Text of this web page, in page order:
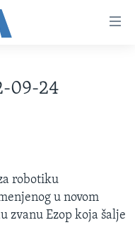
09-24
robotiku
u novom
zvanu Ezop koja šalje